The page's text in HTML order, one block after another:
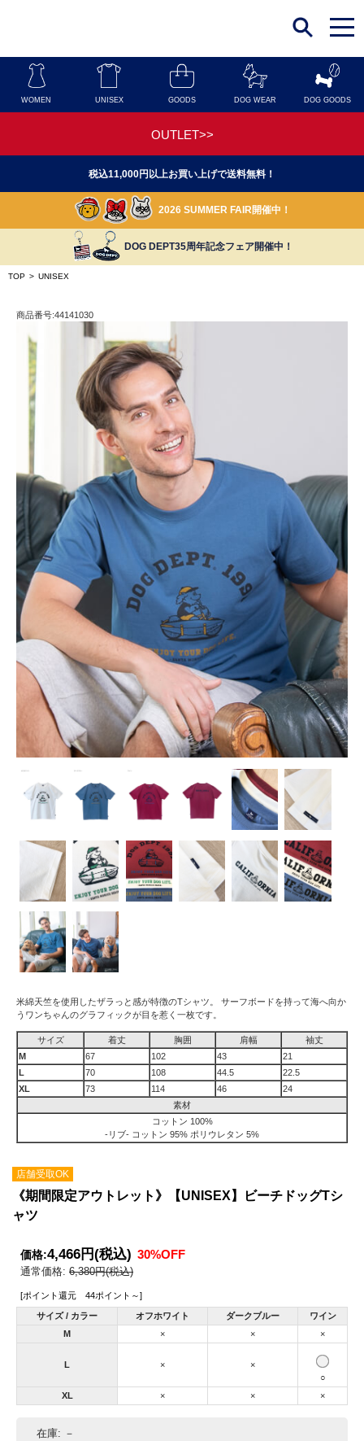
t
o
g
n
a
o
WOMEN UNISEX GOODS DOG WEAR DOG GOODS
OUTLET>>
税込11,000円以上お買い上げで送料無料！
2026 SUMMER FAIR開催中！
DOG DEPT35周年記念フェア開催中！
TOP > UNISEX
商品番号:44141030
米綿天竺を使用したザラっと感が特徴のTシャツ。 サーフボードを持って海へ向か
うワンちゃんのグラフィックが目を惹く一枚です。
サイズ 着丈 胸囲 肩幅
袖丈
M
67 102 43
21
L
70 108 44.5
22.5
XL
73 114 46
24
素材
コットン 100%
-リブ- コットン 95% ポリウレタン 5%
店舗受取OK
《期間限定アウトレット》【UNISEX】ビーチドッグTシ
ャツ
価格:4,466円(税込) 30%OFF
通常価格: 6,380円(税込)
[ポイント還元 44ポイント～]
サイズ / カラー オフホワイト ダークブルー
ワイン
M
× × ×
L ×
×
○
XL
× × ×
在庫: －